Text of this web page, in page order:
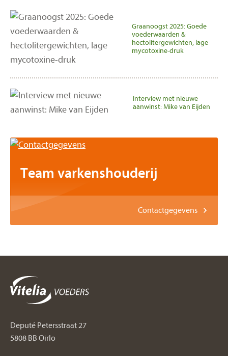
Graanoogst 2025: Goede
voederwaarden &
hectolitergewichten, lage
mycotoxine-druk
Interview met nieuwe
aanwinst: Mike van Eijden
Team varkenshouderij
Contactgegevens
Deputé Petersstraat 27
5808 BB Oirlo